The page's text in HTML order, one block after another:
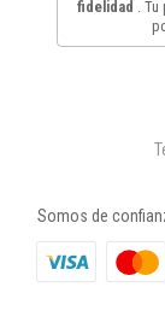
fidelidad
.
Somos de